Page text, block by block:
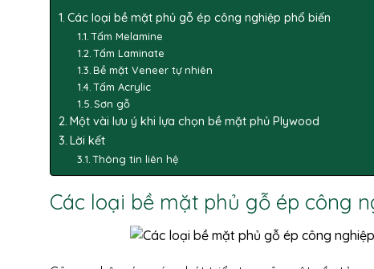
Các loại bề mặt phủ gỗ ép công nghiệp phổ biến
Tấm Melamine
Tấm Laminate
Bề mặt Veneer tự nhiên
Tấm Acrylic
Sơn gỗ
Một vài lưu ý khi lựa chọn bề mặt phủ Plywood
Lời kết
Thông tin liên hệ
Các loại bề mặt phủ gỗ ép công